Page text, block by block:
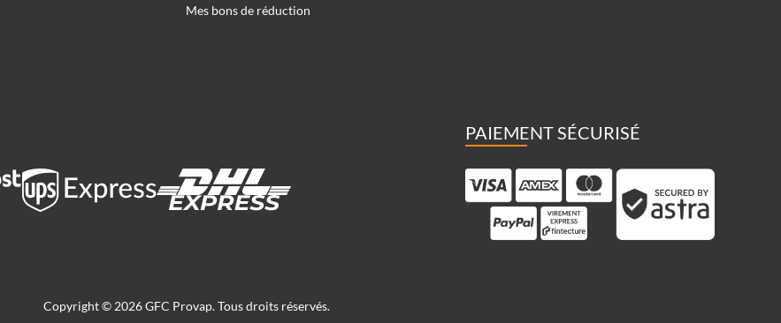
Mes bons de réduction
PAIEMENT SÉCURISÉ
Copyright © 2026 GFC Provap. Tous droits réservés.